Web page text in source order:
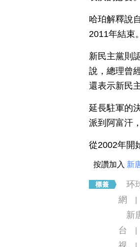
哈珀解釋說
2011年結束。
新民主黨則
說，總理曾
還表示新民
延長駐軍的
派到阿富汗
從2002年開
按讚加入 新
环
網
新
台